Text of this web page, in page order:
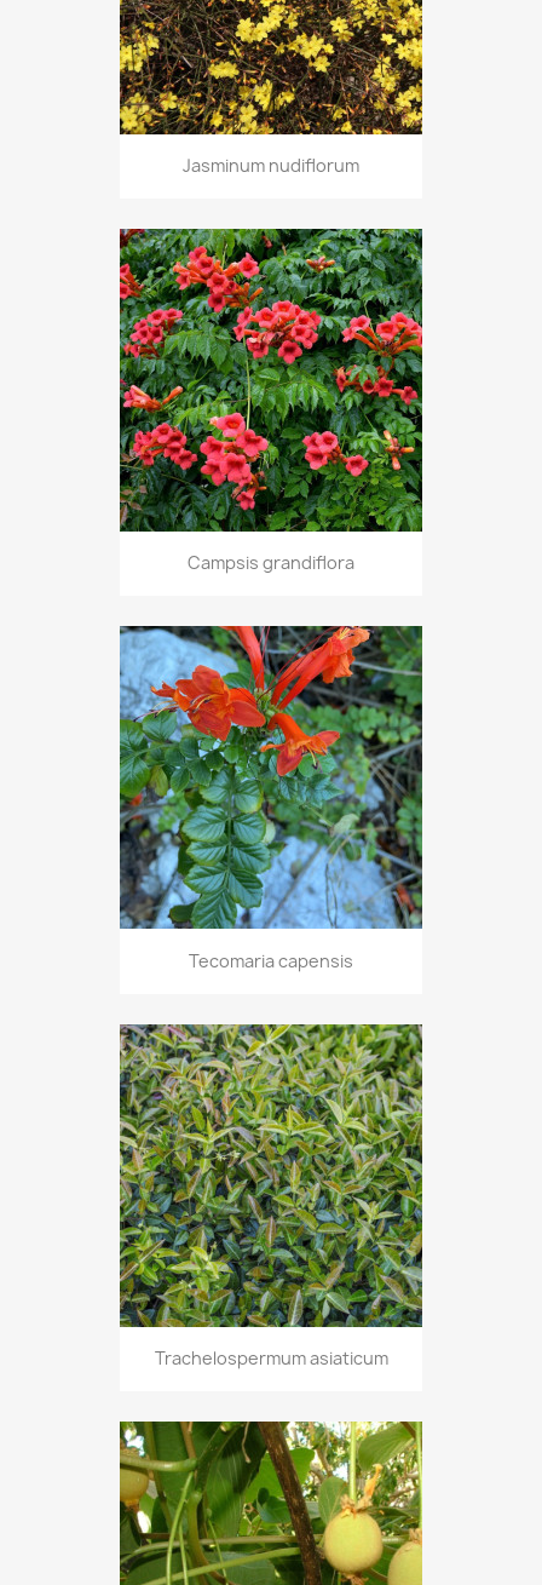
Jasminum nudiflorum
Campsis grandiflora
Tecomaria capensis
Trachelospermum asiaticum